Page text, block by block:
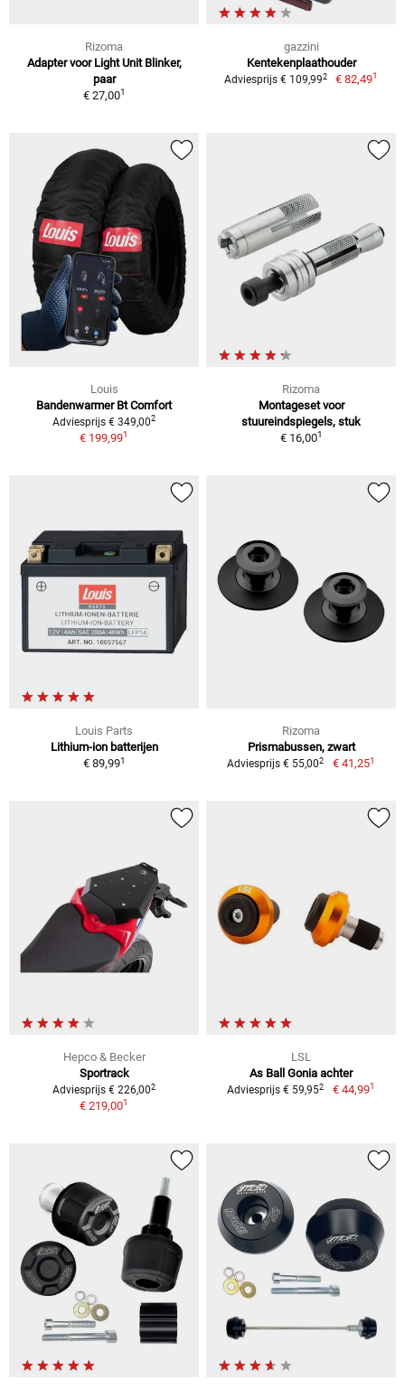
Rizoma
Adapter voor Light Unit Blinker,
paar
€ 27,001
gazzini
Kentekenplaathouder
Adviesprijs € 109,992 € 82,491
Louis
Bandenwarmer Bt Comfort
Adviesprijs € 349,002
€ 199,991
Rizoma
Montageset voor
stuureindspiegels, stuk
€ 16,001
Louis Parts
Lithium-ion batterijen
€ 89,991
Rizoma
Prismabussen, zwart
Adviesprijs € 55,002 € 41,251
Hepco & Becker
Sportrack
Adviesprijs € 226,002
€ 219,001
LSL
As Ball Gonia achter
Adviesprijs € 59,952 € 44,991